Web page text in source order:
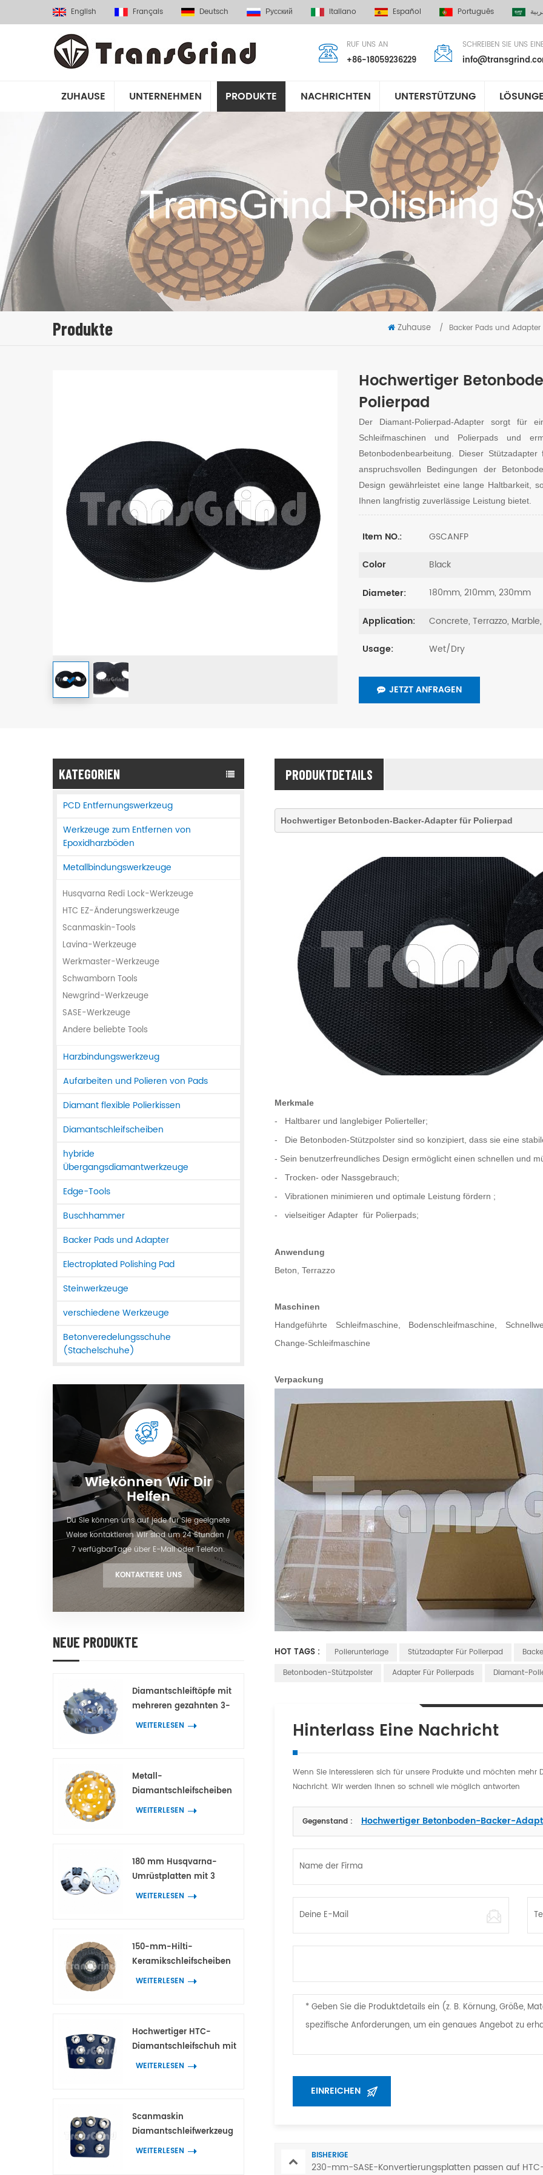
English Français Deutsch Русский Italiano Español Português
RUF UNS AN
+86-18059236229
SCHREIBEN SIE UNS
ZUHAUSE UNTERNEHMEN PRODUKTE NACHRICHTEN UNTERSTÜTZUNG
Produkte Zuhause / Backer Pads und Adapter
Hochwertiger
Polierpad
Der Diamant-Polierpad-Adapter sorgt für
Schleifmaschinen und Polierpads und
Betonbodenbearbeitung. Dieser
anspruchsvollen Bedingungen der
Design gewährleistet eine lange Haltbarkeit,
Ihnen langfristig zuverlässige Leistung bietet.
Item NO.: GSCANFP
Color Black
Diameter: 180mm, 210mm, 230mm
Application: Concrete, Terrazzo,
Usage: Wet/Dry
JETZT ANFRAGEN
KATEGORIEN
PCD Entfernungswerkzeug
Werkzeuge zum Entfernen von
Epoxidharzböden
Metallbindungswerkzeuge
Husqvarna Redi Lock-Werkzeuge
HTC EZ-Änderungswerkzeuge
Scanmaskin-Tools
Lavina-Werkzeuge
Werkmaster-Werkzeuge
Schwamborn Tools
Newgrind-Werkzeuge
SASE-Werkzeuge
Andere beliebte Tools
Harzbindungswerkzeug
Aufarbeiten und Polieren von Pads
Diamant flexible Polierkissen
Diamantschleifscheiben
hybride
Übergangsdiamantwerkzeuge
Edge-Tools
Buschhammer
Backer Pads und Adapter
Electroplated Polishing Pad
Steinwerkzeuge
verschiedene Werkzeuge
Betonveredelungsschuhe
(Stachelschuhe)
Wiekönnen Wir Dir
Helfen
Du Sie können uns auf jede für Sie geeignete
Weise kontaktieren Wir sind um 24 Stunden /
7 verfügbarTage über E-Mail oder Telefon.
KONTAKTIERE UNS
NEUE PRODUKTE
Diamantschleiftöpfe mit
mehreren gezahnten 3-
Spitzen-Doppelzahn-
WEITERLESEN
Metall-
Diamantschleifscheiben
mit bogenförmigen
WEITERLESEN
180 mm Husqvarna-
Umrüstplatten mit 3
Adaptern für HTC- und
WEITERLESEN
150-mm-Hilti-
Keramikschleifscheiben
für die
WEITERLESEN
Hochwertiger HTC-
Diamantschleifschuh mit
7 Blumenringsegmenten
WEITERLESEN
Scanmaskin
Diamantschleifwerkzeug
mit 7 blütenförmigen
WEITERLESEN
PRODUKTDETAILS
Hochwertiger Betonboden-Backer-Adapter für Polierpad
Merkmale
-
Haltbarer und langlebiger Polierteller;
-
Die Betonboden-Stützpolster sind so konzipiert, dass sie eine
- Sein benutzerfreundliches Design ermöglicht einen schnellen und
-
Trocken- oder Nassgebrauch;
- Vibrationen minimieren und optimale Leistung fördern ;
-
vielseitiger Adapter für Polierpads;
Anwendung
Beton, Terrazzo
Maschinen
Handgeführte Schleifmaschine, Bodenschleifmaschine,
Change-Schleifmaschine
Verpackung
HOT TAGS : Polierunterlage Stützadapter Für Polierpad
Betonboden-Stützpolster
Adapter Für Polierpads Diamant-
Hinterlass Eine Nachricht
Wenn Sie interessieren sich für unsere Produkte und möchten mehr
Nachricht. Wir werden Ihnen so schnell wie möglich antworten
Gegenstand : Hochwertiger Betonboden-Backer-
BISHERIGE
230-mm-SASE-Konvertierungsplatten passen auf